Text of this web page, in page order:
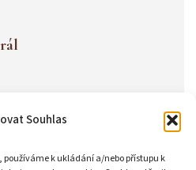
Souhlas
používáme k ukládání a/nebo přístupu k
modlitebna v